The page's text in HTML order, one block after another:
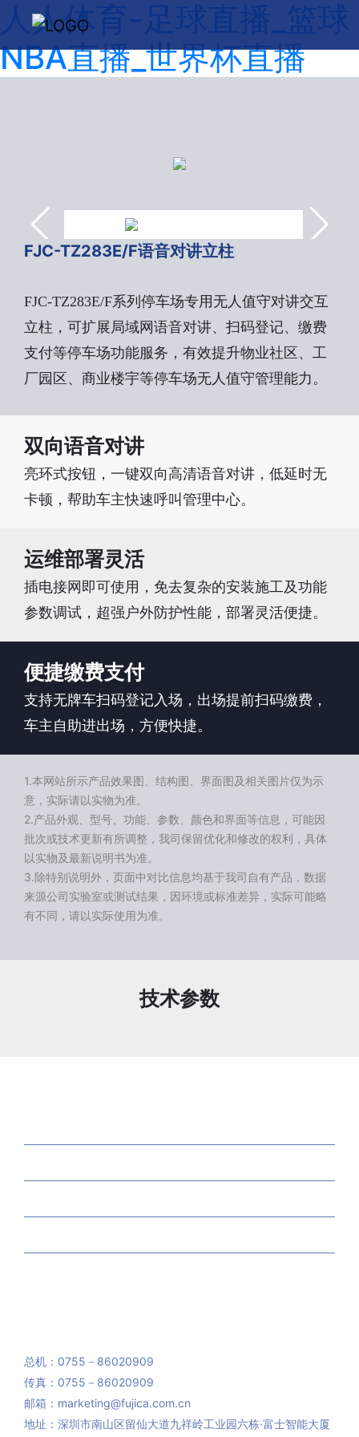
人人体育-足球直播_篮球
NBA直播_世界杯直播
FJC-TZ283E/F语音对讲立柱
FJC-TZ283E/F系列停车场专用无人值守对讲交互
立柱，可扩展局域网语音对讲、扫码登记、缴费
支付等停车场功能服务，有效提升物业社区、工
厂园区、商业楼宇等停车场无人值守管理能力。
双向语音对讲
亮环式按钮，一键双向高清语音对讲，低延时无
卡顿，帮助车主快速呼叫管理中心。
运维部署灵活
插电接网即可使用，免去复杂的安装施工及功能
参数调试，超强户外防护性能，部署灵活便捷。
便捷缴费支付
支持无牌车扫码登记入场，出场提前扫码缴费，
车主自助进出场，方便快捷。
1.本网站所示产品效果图、结构图、界面图及相关图片仅为示
意，实际请以实物为准。
2.产品外观、型号、功能、参数、颜色和界面等信息，可能因
批次或技术更新有所调整，我司保留优化和修改的权利，具体
以实物及最新说明书为准。
3.除特别说明外，页面中对比信息均基于我司自有产品，数据
来源公司实验室或测试结果，因环境或标准差异，实际可能略
有不同，请以实际使用为准。
技术参数
总机：0755－86020909
传真：0755－86020909
邮箱：marketing@fujica.com.cn
地址：深圳市南山区留仙大道九祥岭工业园六栋·富士智能大厦